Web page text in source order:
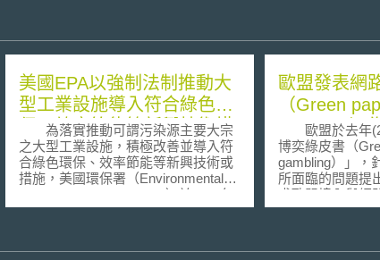
美國EPA以強制法制推動大
型工業設施導入符合綠色環
保、效率節能等新興技術措
施
為落實推動可謂污染源主要大宗
之大型工業設施，積極改善並導入符
合綠色環保、效率節能等新興技術或
措施，美國環保署（Environmental
Protection Agency，EPA）於2010年
12月完成「溫室氣體排放量許可方案
歐盟發表網
（Green
gambling）
暖身
歐盟於去年
博奕綠皮書（
gambling）」，
所面臨的問題提
求歐盟境內與網
體支持立法推動